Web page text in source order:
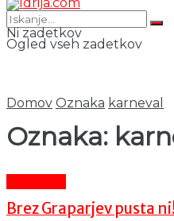
Ni zadetkov
Ogled vseh zadetkov
Domov Oznaka karneval
Oznaka:
Brez Graparjev pusta ni!